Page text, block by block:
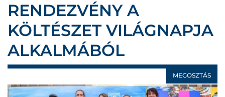
RENDEZVÉNY A
KÖLTÉSZET VILÁGNAPJA
ALKALMÁBÓL
MEGOSZTÁS